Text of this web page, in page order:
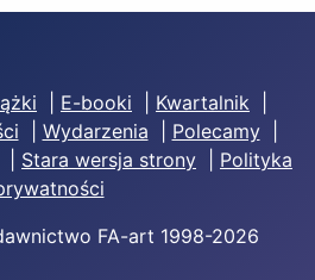
E-booki Kwartalnik
Wydarzenia Polecamy|
Stara wersja strony
Polityka
FA-art 1998-2026